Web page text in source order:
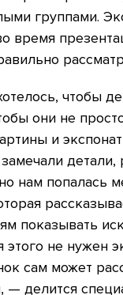
группами.
время
чтобы
они не
и
детали,
нам попалась
показывать
этого не нужен
сам может
— делится